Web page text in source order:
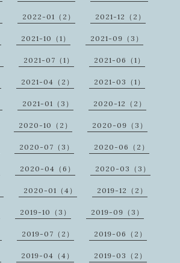
2022-01（2） 2021-12（2）
2021-10（1） 2021-09（3）
2021-07（1） 2021-06（1）
2021-04（2） 2021-03（1）
2021-01（3） 2020-12（2）
2020-10（2） 2020-09（3）
2020-07（3） 2020-06（2）
2020-04（6） 2020-03（3）
2020-01（4） 2019-12（2）
2019-10（3） 2019-09（3）
2019-07（2） 2019-06（2）
2019-04（4） 2019-03（2）